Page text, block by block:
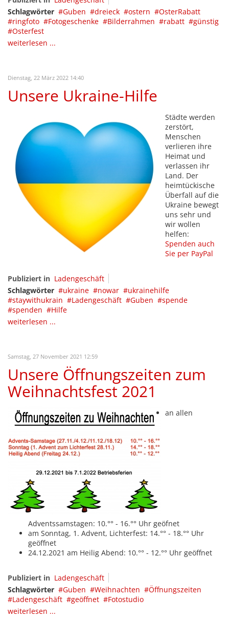
Schlagwörter
Guben dreieck ostern
OsterRabatt
ringfoto
Fotogeschenke Bilderrahmen rabatt
günstig
Osterfest
weiterlesen ...
Dienstag, 22 März 2022 14:40
Unsere Ukraine-Hilfe
Städte werden
zerstört,
Menschen
verlieren ihre
Heimat und
verlassen ihr
Land. Der
heimtückische
Überfall auf die
Ukraine bewegt
uns sehr und
wir wollen
helfen:
Spenden auch
Sie per PayPal
Publiziert in Ladengeschäft
Schlagwörter
ukraine nowar
ukrainehilfe
staywithukrain
Ladengeschäft Guben
spende
spenden
Hilfe
weiterlesen ...
Samstag, 27 November 2021 12:59
Unsere Öffnungszeiten zum
Weihnachtsfest 2021
an allen
Adventssamstagen: 10.°° - 16.°° Uhr geöfnet
am Sonntag, 1. Advent, Lichterfest: 14.°° - 18.°° Uhr
geöffnet
24.12.2021 am Heilig Abend: 10.°° - 12.°° Uhr geöffnet
Publiziert in Ladengeschäft
Schlagwörter
Guben Weihnachten
Öffnungszeiten
Ladengeschäft
geöffnet
Fotostudio
weiterlesen ...